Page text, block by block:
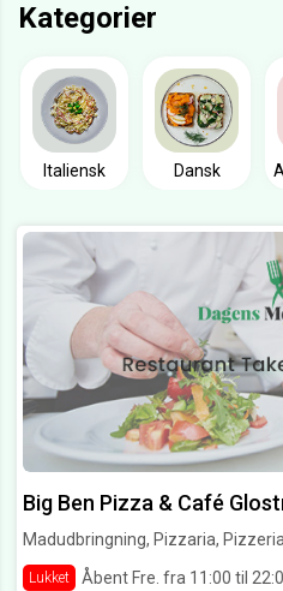
Kategorier
Italiensk Dansk
Big Ben Pizza & Café
Madudbringning, Pizzaria,
Lukket Åbent Fre. fra 11:00 til